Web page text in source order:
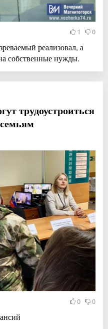
1 0
реализовал, а
собственные нужды.
трудоустроиться
0 0